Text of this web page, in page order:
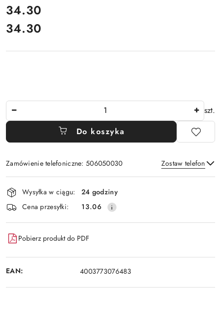
cena:
34.30
Cena:
34.30
szt.
Do koszyka
Zamówienie telefoniczne: 506050030 Zostaw telefon
Wyślij
Dostępność
i
dostawa
Wysyłka w ciągu:
24 godziny
Cena przesyłki:
13.06
Pobierz produkt do PDF
EAN: 4003773076483